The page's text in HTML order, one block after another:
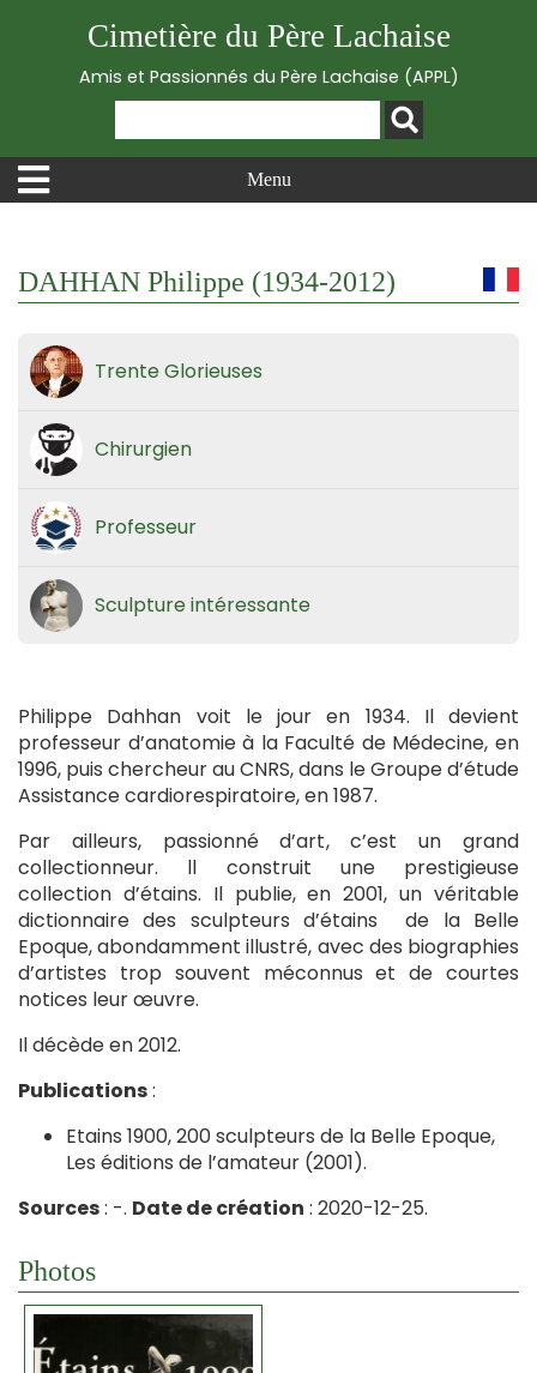
Cimetière du Père Lachaise
Amis et Passionnés du Père Lachaise (APPL)
Menu
DAHHAN Philippe (1934-2012)
Trente Glorieuses
Chirurgien
Professeur
Sculpture intéressante
Philippe Dahhan voit le jour en 1934. Il devient
professeur d’anatomie à la Faculté de Médecine, en
1996, puis chercheur au CNRS, dans le Groupe d’étude
Assistance cardiorespiratoire, en 1987.
Par ailleurs, passionné d’art, c’est un grand
collectionneur. ll construit une prestigieuse
collection d’étains. Il publie, en 2001, un véritable
dictionnaire des sculpteurs d’étains de la Belle
Epoque, abondamment illustré, avec des biographies
d’artistes trop souvent méconnus et de courtes
notices leur œuvre.
Il décède en 2012.
Publications:
Etains 1900, 200 sculpteurs de la Belle Epoque,
Les éditions de l’amateur (2001).
Sources: -. Date de création : 2020-12-25.
Photos